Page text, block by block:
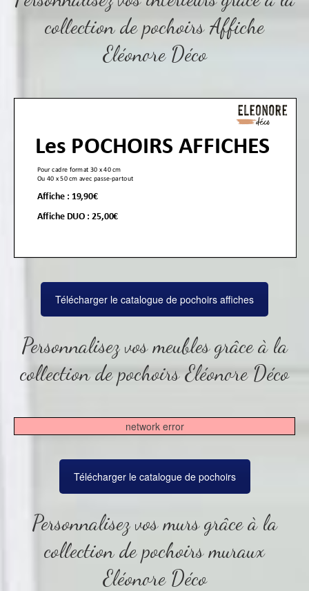
collection de pochoirs Affiche
Eléonore Déco
Télécharger le catalogue de pochoirs affiches
Personnalisez vos meubles grâce à la
collection de pochoirs Eléonore Déco
network error
Télécharger le catalogue de pochoirs
Personnalisez vos murs grâce à la
collection de pochoirs muraux
Eléonore Déco